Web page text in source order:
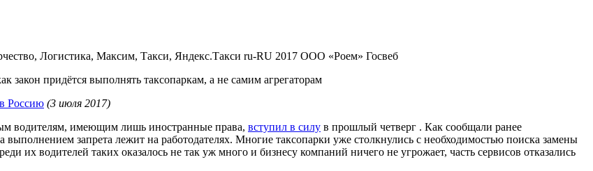
Логистика, Максим, Такси, Яндекс.Такси ru-RU 2017 ООО «Роем» Госвеб
придётся выполнять таксопаркам, а не самим агрегаторам
Россию (3 июля 2017)
водителям, имеющим лишь иностранные права, вступил в силу в прошлый четверг . Как сообщали ранее
запрета лежит на работодателях. Многие таксопарки уже столкнулись с необходимостью поиска замены
их водителей таких оказалось не так уж много и бизнесу компаний ничего не угрожает, часть сервисов отказались